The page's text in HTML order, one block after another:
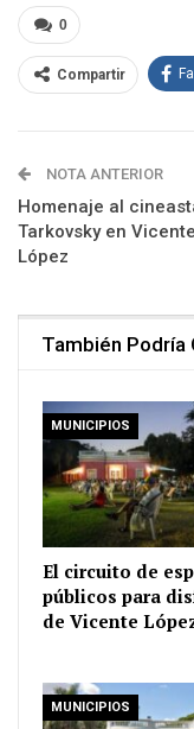
0
Compartir
NOTA ANTERIOR
Homenaje al
Tarkovsky en Vicente
López
También Podría
MUNICIPIOS
El circuito de
públicos para
de Vicente
MUNICIPIOS